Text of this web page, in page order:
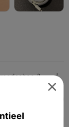
Gereedschap & reserveonderdelen 
